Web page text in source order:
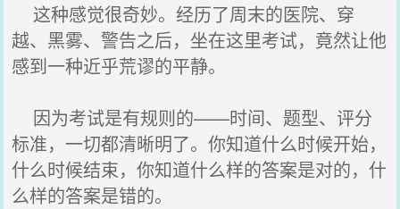
这种感觉很奇妙。经历了周末的医院、穿
越、黑雾、警告之后，坐在这里考试，竟然让他
感到一种近乎荒谬的平静。
因为考试是有规则的——时间、题型、评分
标准，一切都清晰明了。你知道什么时候开始，
什么时候结束，你知道什么样的答案是对的，什
么样的答案是错的。